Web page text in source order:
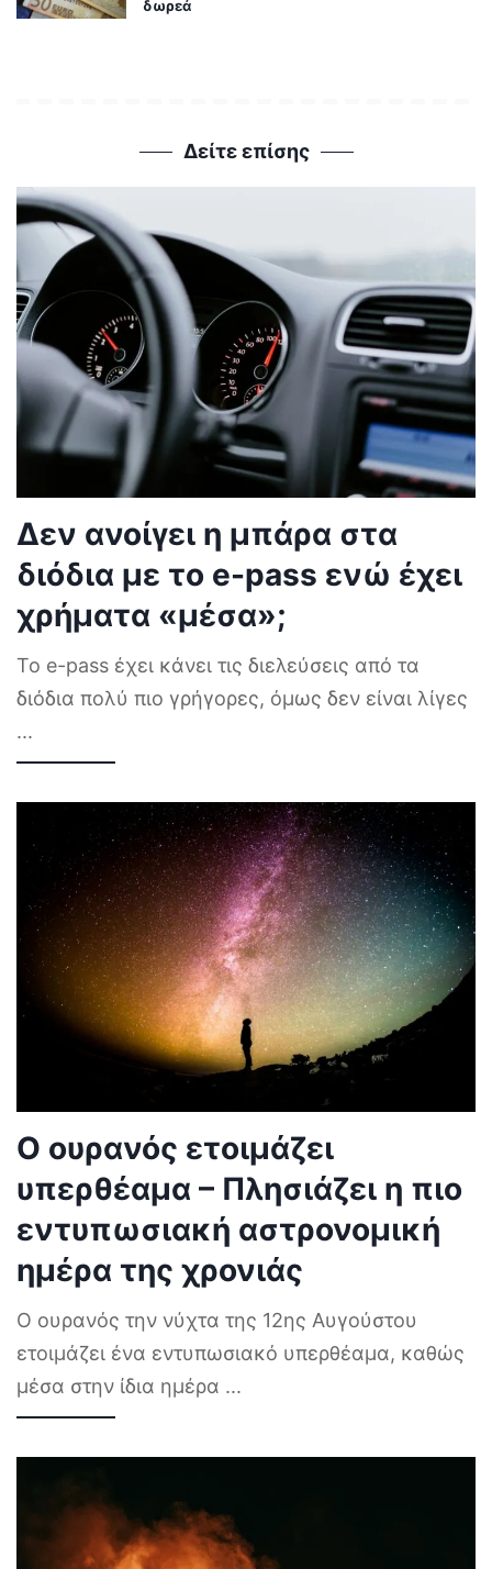
δωρεά
Δείτε επίσης
Δεν ανοίγει η μπάρα στα
διόδια με το e-pass ενώ έχει
χρήματα «μέσα»;
Το e-pass έχει κάνει τις διελεύσεις από τα
διόδια πολύ πιο γρήγορες, όμως δεν είναι λίγες
...
Ο ουρανός ετοιμάζει
υπερθέαμα – Πλησιάζει η πιο
εντυπωσιακή αστρονομική
ημέρα της χρονιάς
Ο ουρανός την νύχτα της 12ης Αυγούστου
ετοιμάζει ένα εντυπωσιακό υπερθέαμα, καθώς
μέσα στην ίδια ημέρα ...